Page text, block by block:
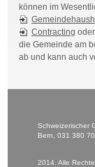
können im
Contracting
die Gemeinde am
ab und kann auch
Schweizerischer
Bern, 031 380 70
2014. Alle